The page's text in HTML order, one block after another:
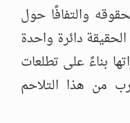
والتفافًا حول
دائرة واحدة
بناءً على تطلعات
من هذا التلاحم